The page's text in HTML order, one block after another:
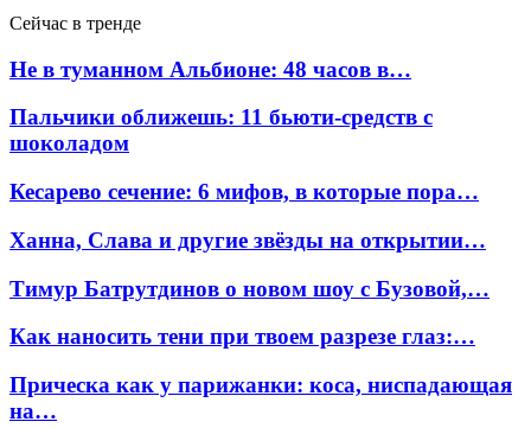
Сейчас в тренде
Не в туманном Альбионе: 48 часов в…
Пальчики оближешь: 11 бьюти-средств с
шоколадом
Кесарево сечение: 6 мифов, в которые пора…
Ханна, Слава и другие звёзды на открытии…
Тимур Батрутдинов о новом шоу с Бузовой,…
Как наносить тени при твоем разрезе глаз:…
Прическа как у парижанки: коса, ниспадающая
на…